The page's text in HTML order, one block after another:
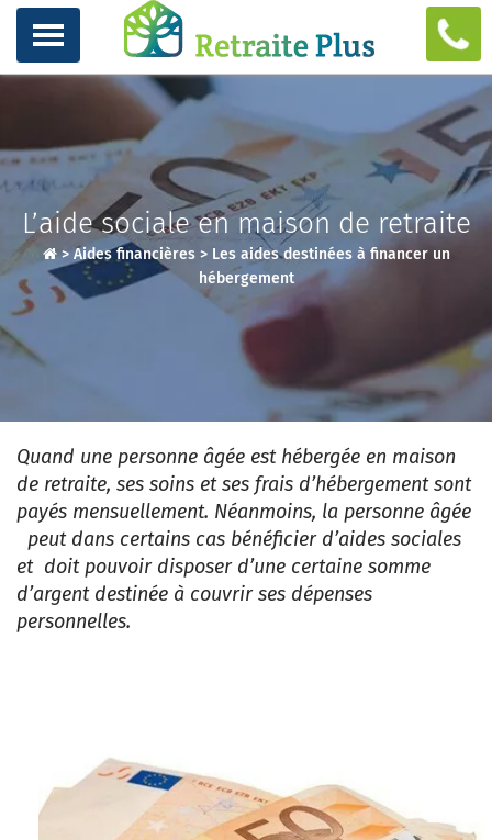
L’aide sociale en maison de retraite
>Aides financières> Les aides destinées à financer un
hébergement
Quand une personne âgée est hébergée en maison
de retraite, ses soins et ses frais d’hébergement sont
payés mensuellement. Néanmoins, la personne âgée
peut dans certains cas bénéficier d’aides sociales
et doit pouvoir disposer d’une certaine somme
d’argent destinée à couvrir ses dépenses
personnelles.